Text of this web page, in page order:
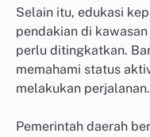
Selain itu, edukasi
pendakian di
perlu ditingkatkan.
memahami status
melakukan perjalanan.
Pemerintah daerah